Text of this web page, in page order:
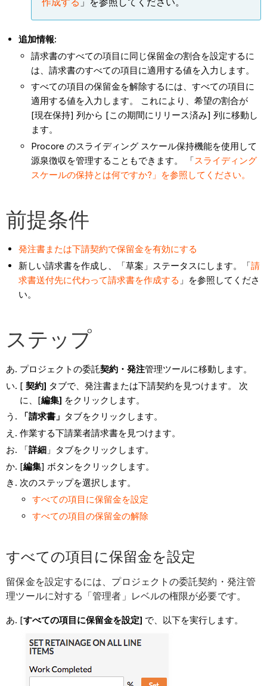
追加情報:
請求書のすべての項目に同じ保留金の割合を設定するに
は、請求書のすべての項目に適用する値を入力します。
すべての項目の保留金を解除するには、すべての項目に
適用する値を入力します。 これにより、希望の割合が
[現在保持] 列から [この期間にリリース済み] 列に移動し
ます。
Procore のスライディング スケール保持機能を使用して
源泉徴収を管理することもできます。 「スライディング
スケールの保持とは何ですか?」を参照してください。
前提条件
発注書または下請契約で保留金を有効にする
新しい請求書を作成し、「草案」ステータスにします。「請
求書送付先に代わって請求書を作成する 」を参照してくださ
い。
ステップ
プロジェクトの委託契約・発注管理ツールに移動します。
[ 契約] タブで、発注書または下請契約を見つけます。 次
に、[編集] をクリックします。
「請求書」 タブをクリックします。
作業する下請業者請求書を見つけます。
「詳細」タブをクリックします。
[編集] ボタンをクリックします。
次のステップを選択します。
すべての項目に保留金を設定
すべての項目の保留金の解除
すべての項目に保留金を設定
留保金を設定するには、プロジェクトの委託契約・発注管
理ツールに対する「管理者」レベルの権限が必要です。
[すべての項目に保留金を設定] で、以下を実行します。